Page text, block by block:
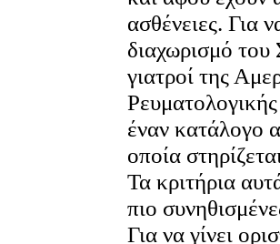
ασθένειες. Για
διαχωρισμό
γιατροί της
έναν κατάλογο
οποία
Τα κριτήρια
πιο
Για να γίνει